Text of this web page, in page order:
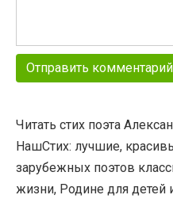
Читать стих поэта
НашСтих: лучшие,
зарубежных поэтов
жизни, Родине для детей